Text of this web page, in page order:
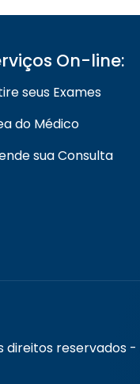
On-line:
seus Exames
do Médico
sua Consulta
direitos reservados